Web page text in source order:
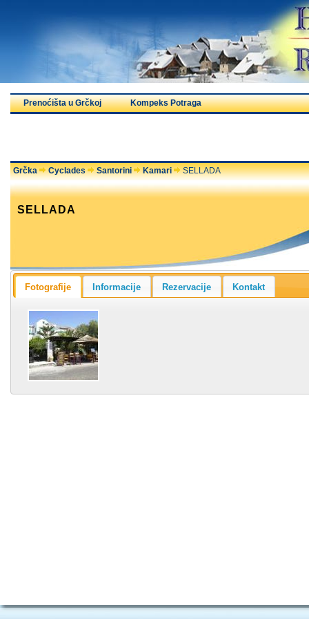
Prenoćišta u Grčkoj Kompeks Potraga
Grčka Cyclades Santorini Kamari SELLADA
SELLADA
Fotografije Informacije Rezervacije Kontakt